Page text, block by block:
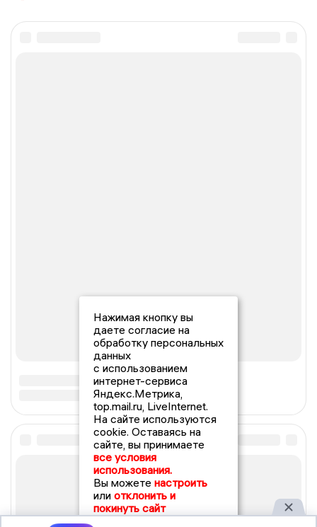
Нажимая кнопку вы
даете согласие на
обработку персональных
данных
с использованием
интернет-сервиса
Яндекс.Метрика,
top.mail.ru, LiveInternet.
На сайте используются
cookie. Оставаясь на
сайте, вы принимаете
все условия
использования.
Вы можете настроить
или отклонить и
покинуть сайт